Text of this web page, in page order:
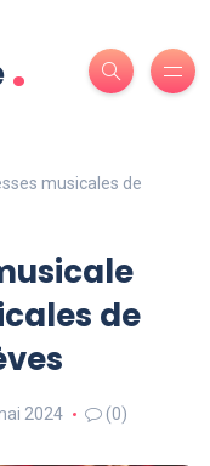
.
musicales de
de
2024 (0)